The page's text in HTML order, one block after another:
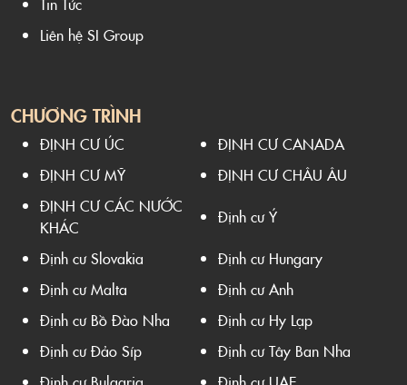
Liên hệ SI Group
CHƯƠNG TRÌNH
ĐỊNH CƯ ÚC
ĐỊNH CƯ CANADA
ĐỊNH CƯ MỸ
ĐỊNH CƯ CHÂU ÂU
ĐỊNH CƯ CÁC NƯỚC
KHÁC
Định cư Ý
Định cư Slovakia
Định cư Hungary
Định cư Malta
Định cư Anh
Định cư Bồ Đào Nha
Định cư Hy Lạp
Định cư Đảo Síp
Định cư Tây Ban Nha